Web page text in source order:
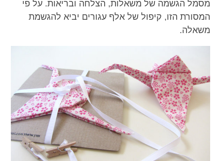
מסמל הגשמה של משאלות, הצלחה ובריאות. על פי
המסורת הזו, קיפול של אלף עגורים יביא להגשמת
משאלה.